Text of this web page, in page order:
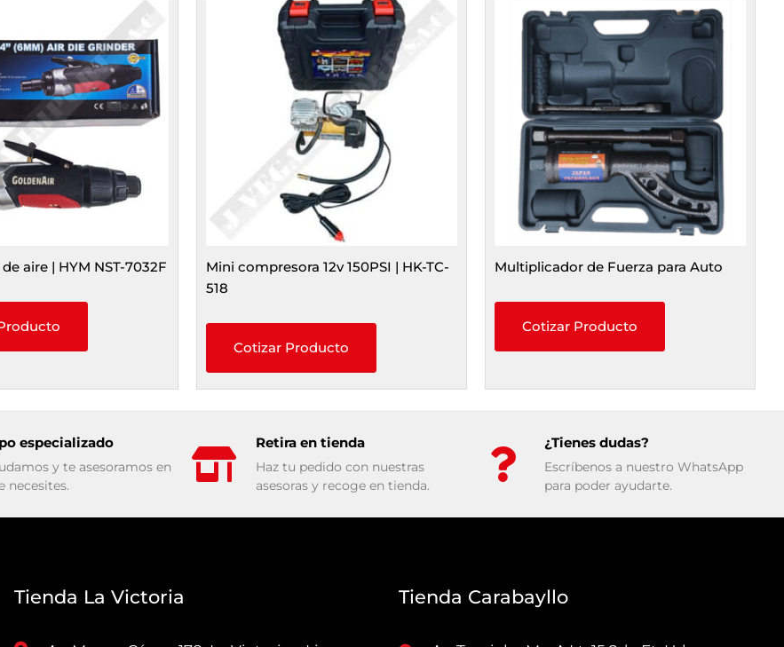
aire | HYM NST-7032F
Mini compresora 12v 150PSI | HK-TC-
518
Cotizar Producto
Multiplicador de Fuerza para Auto
Cotizar Producto
especializado
y te asesoramos en
necesites.
Retira en tienda
Haz tu pedido con nuestras
asesoras y recoge en tienda.
¿Tienes dudas?
Escríbenos a nuestro WhatsApp
para poder ayudarte.
Tienda La Victoria Tienda Carabayllo